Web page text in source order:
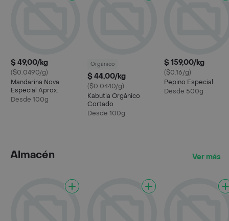
$ 49,00/kg
($0.0490/g)
Mandarina Nova
Especial Aprox.
Desde 100g
Orgánico
$ 44,00/kg
($0.0440/g)
Kabutia Orgánico
Cortado
Desde 100g
$ 159,00/kg
($0.16/g)
Pepino Especial
Desde 500g
Almacén Ver más